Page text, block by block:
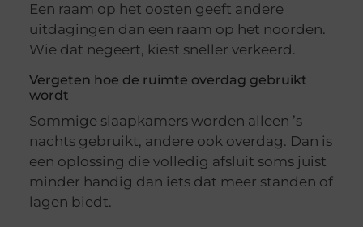
Een raam op het oosten geeft andere
uitdagingen dan een raam op het noorden.
Wie dat negeert, kiest sneller verkeerd.
Vergeten hoe de ruimte overdag gebruikt
wordt
Sommige slaapkamers worden alleen ’s
nachts gebruikt, andere ook overdag. Dan is
een oplossing die volledig afsluit soms juist
minder handig dan iets dat meer standen of
lagen biedt.